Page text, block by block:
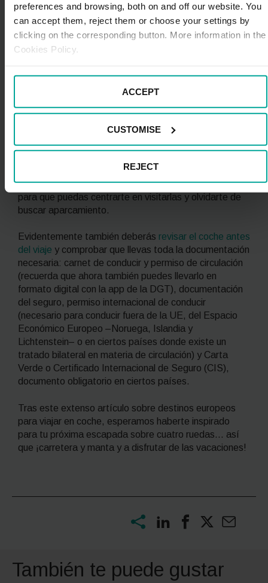
preferences and browsing, both on and off our website. You
can accept them, reject them or choose your settings by
clicking on the corresponding button. More information in the
Cookies Policy.
ACCEPT
CUSTOMISE
REJECT
Preparación del viaje y
documentación
Tras escoger una propuesta, es hora de preparar el
haremos durante el trayecto, pasando por reservar el
alojamiento y las actividades al llegar a tu destino. No
menos importante será reservar el aparcamiento, ya
ciudades está restringido o bien es muy difícil encontrar
un hueco en la vía pública. Así, escojas la ruta que
los parkings Saba de ciudades como
Hattingen, Hardenstein, Witten,Oporto, Leiria y Lisboa
para que puedas centrarte en visitarlas y olvidarte de
buscar aparcamiento.
Evidentemente también deberás revisar el coche antes
del viaje y comprobar que llevas toda la documentación
necesaria: carnet de conducir y permiso de circulación
(recuerda que ahora también puedes llevarlo en
formato digital con la app de la DGT), documentación
del seguro, permiso internacional de conducir
(necesario para conducir fuera de la UE, del Espacio
Económico Europeo –Noruega, Islandia y
Lichtenstein– o en ciertos países donde existe un
tratado bilateral en materia de circulación) y Carta
Verde o Certificado Internacional de Seguro (CIS),
documento obligatorio en ciertos países.
Tras este extenso artículo sobre destinos europeos
para viajar en coche, esperamos haberte inspirado
para tu próxima escapada sobre cuatro ruedas… así
que ¡carretera y manta y a disfrutar de las vacaciones!
También te puede gustar